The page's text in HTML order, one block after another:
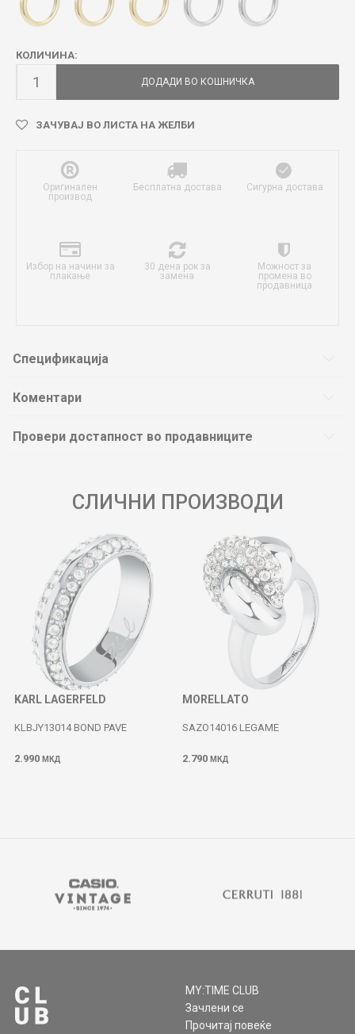
КОЛИЧИНА:
ДОДАДИ ВО КОШНИЧКА
ЗАЧУВАЈ ВО ЛИСТА НА ЖЕЛБИ
Оригинален
производ
Бесплатна достава Сигурна достава
Избор на начини за
плаќање
30 дена рок за
замена
Можност за
промена во
продавница
Спецификација
Коментари
Провери достапност во продавниците
СЛИЧНИ ПРОИЗВОДИ
KARL LAGERFELD
KLBJY13014 BOND PAVE
2.990 МКД
MORELLATO
SAZO14016 LEGAME
2.790 МКД
MY:TIME CLUB
Зачлени се
Прочитај повеќе